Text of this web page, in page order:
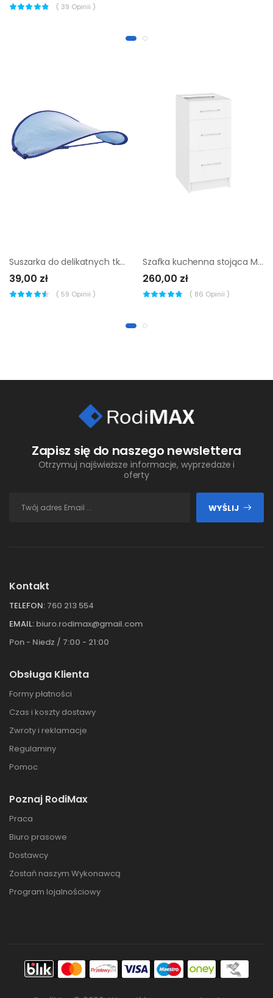
( 39 Opinii )
Suszarka do delikatnych tkanin Sensitive AIR Leifheit
39,00 zł
( 59 Opinii )
Szafka kuchenna stojąca Miami 40 cm kolor biały
260,00 zł
( 86 Opinii )
Zapisz się do naszego newslettera
Otrzymuj najświeższe informacje, wyprzedaże i
oferty
WYŚLIJ
Kontakt
TELEFON: 760 213 554
EMAIL: biuro.rodimax@gmail.com
Pon - Niedz / 7:00 - 21:00
Obsługa Klienta
Formy płatności
Czas i koszty dostawy
Zwroty i reklamacje
Regulaminy
Pomoc
Poznaj RodiMax
Praca
Biuro prasowe
Dostawcy
Zostań naszym Wykonawcą
Program lojalnościowy